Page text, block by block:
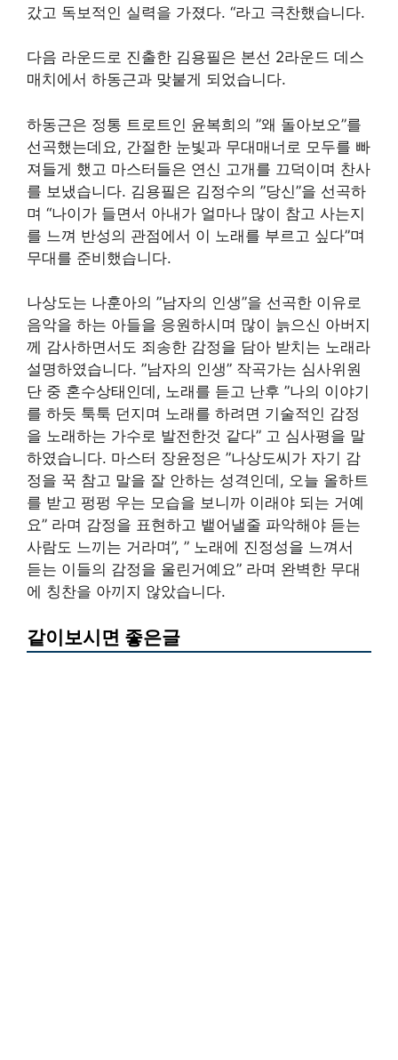
갔고 독보적인 실력을 가졌다. “라고 극찬했습니다.
다음 라운드로 진출한 김용필은 본선 2라운드 데스
매치에서 하동근과 맞붙게 되었습니다.
하동근은 정통 트로트인 윤복희의 ”왜 돌아보오”를
선곡했는데요, 간절한 눈빛과 무대매너로 모두를 빠
져들게 했고 마스터들은 연신 고개를 끄덕이며 찬사
를 보냈습니다. 김용필은 김정수의 ”당신”을 선곡하
며 “나이가 들면서 아내가 얼마나 많이 참고 사는지
를 느껴 반성의 관점에서 이 노래를 부르고 싶다”며
무대를 준비했습니다.
나상도는 나훈아의 ”남자의 인생”을 선곡한 이유로
음악을 하는 아들을 응원하시며 많이 늙으신 아버지
께 감사하면서도 죄송한 감정을 담아 받치는 노래라
설명하였습니다. ”남자의 인생” 작곡가는 심사위원
단 중 혼수상태인데, 노래를 듣고 난후 ”나의 이야기
를 하듯 툭툭 던지며 노래를 하려면 기술적인 감정
을 노래하는 가수로 발전한것 같다” 고 심사평을 말
하였습니다. 마스터 장윤정은 ”나상도씨가 자기 감
정을 꾹 참고 말을 잘 안하는 성격인데, 오늘 올하트
를 받고 펑펑 우는 모습을 보니까 이래야 되는 거예
요” 라며 감정을 표현하고 뱉어낼줄 파악해야 듣는
사람도 느끼는 거라며”, ” 노래에 진정성을 느껴서
듣는 이들의 감정을 울린거예요” 라며 완벽한 무대
에 칭찬을 아끼지 않았습니다.
같이보시면 좋은글